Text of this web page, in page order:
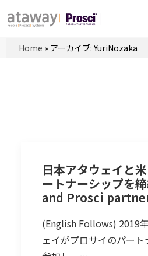
Home » アーカイブ: YuriNozaka
日本アタウェイと
ートナーシップを
and Prosci
(English Follows) 2019
ェイがプロサイのパー